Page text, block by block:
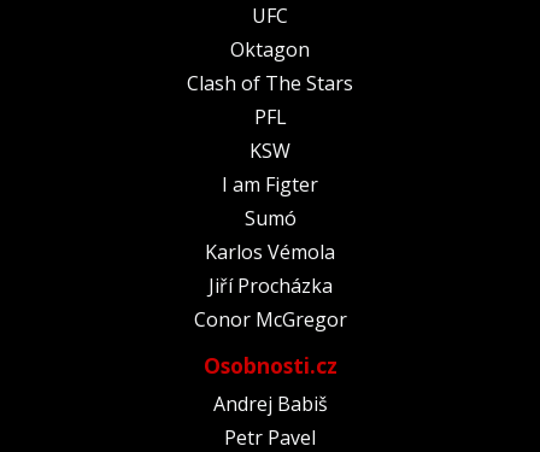
UFC
Oktagon
Clash of The Stars
PFL
KSW
I am Figter
Sumó
Karlos Vémola
Jiří Procházka
Conor McGregor
Osobnosti.cz
Andrej Babiš
Petr Pavel